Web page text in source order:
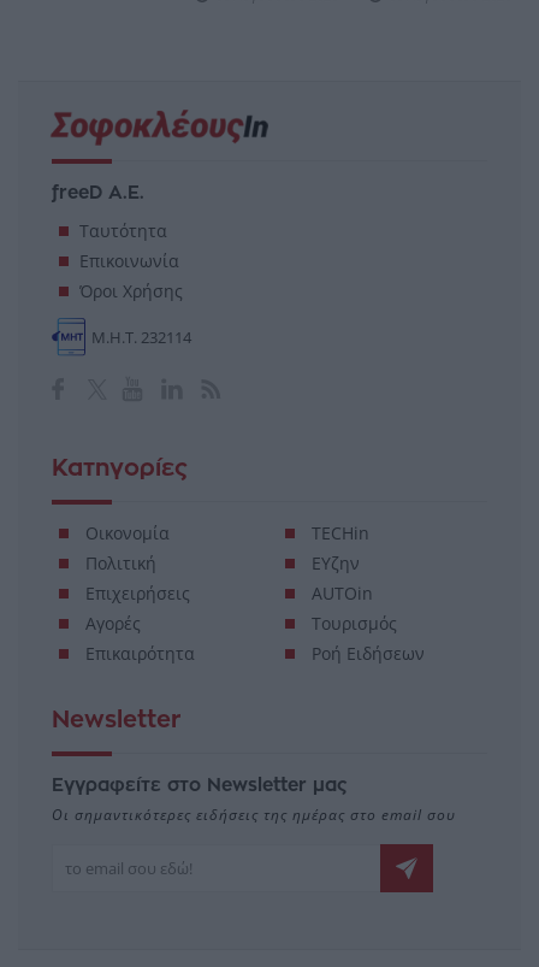
freeD Α.Ε.
Ταυτότητα
Επικοινωνία
Όροι Χρήσης
Μ.Η.Τ. 232114
Κατηγορίες
Οικονομία
Πολιτική
Επιχειρήσεις
Αγορές
Επικαιρότητα
TECHin
ΕΥζην
AUTOin
Τουρισμός
Ροή Ειδήσεων
Newsletter
Εγγραφείτε στο Newsletter μας
Οι σημαντικότερες ειδήσεις της ημέρας στο email σου